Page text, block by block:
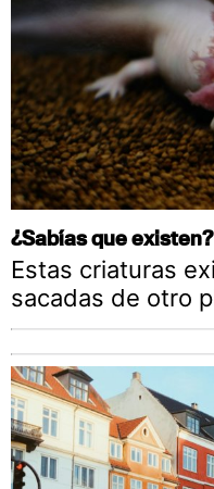
¿Sabías que existen?
Estas criaturas
sacadas de otro